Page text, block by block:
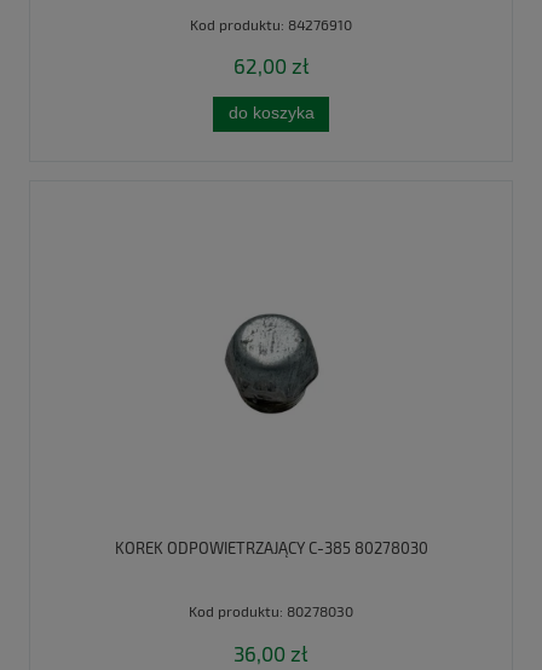
Kod produktu: 84276910
62,00 zł
do koszyka
KOREK ODPOWIETRZAJĄCY C-385 80278030
Kod produktu: 80278030
36,00 zł